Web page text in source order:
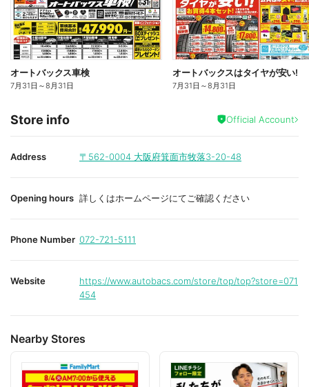
オートバックス車検
7月31日 ～8月31日
オートバックスはタイヤが安い!
7月31日 ～8月31日
Store info Official Account
Address 〒562-0004 大阪府箕面市牧落3-20-48
Opening hours 詳しくはホームページにてご確認ください
Phone Number 072-721-5111
Website
https://www.autobacs.com/store/top/top?store=071
454
Nearby Stores